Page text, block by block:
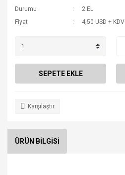
Durumu
2.EL
Fiyat
4,50 USD + KDV
SEPETE EKLE
Karşılaştır
ÜRÜN BİLGİSİ